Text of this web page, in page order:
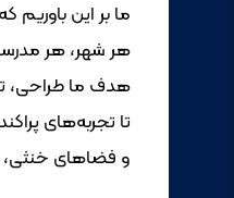
ما بر این
هر شهر، هر
هدف ما طراحی،
تا تجربه‌های
و فضاهای خنثی،